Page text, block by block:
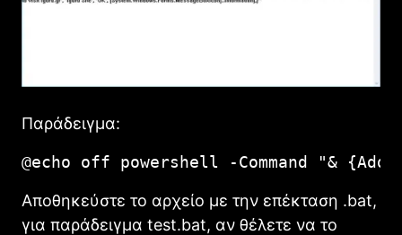
Παράδειγμα:
@echo off powershell -Command "&
Αποθηκεύστε το αρχείο με την επέκταση .bat,
για παράδειγμα test.bat, αν θέλετε να το